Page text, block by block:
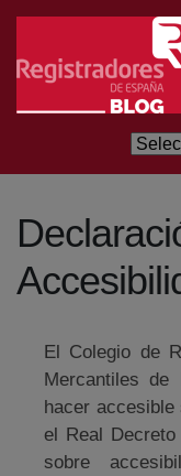
Salta al contingut
El Colegio de
Mercantiles
hacer
el Real Decreto
sobre